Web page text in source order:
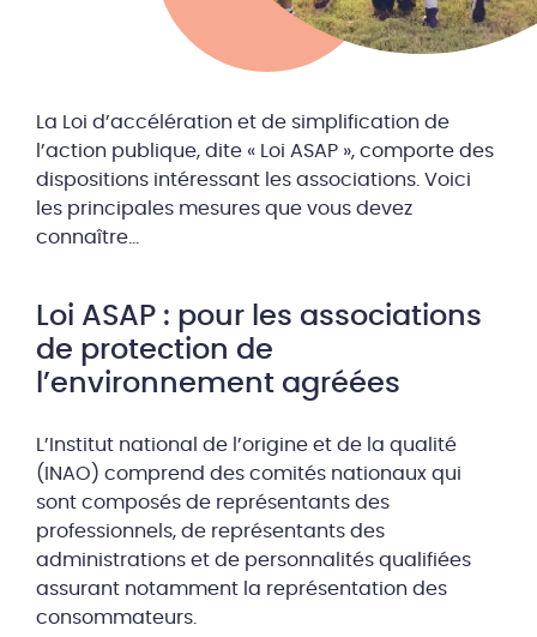
La Loi d’accélération et de simplification de
l’action publique, dite « Loi ASAP », comporte des
dispositions intéressant les associations. Voici
les principales mesures que vous devez
connaître…
Loi ASAP : pour les associations
de protection de
l’environnement agréées
L’Institut national de l’origine et de la qualité
(INAO) comprend des comités nationaux qui
sont composés de représentants des
professionnels, de représentants des
administrations et de personnalités qualifiées
assurant notamment la représentation des
consommateurs.